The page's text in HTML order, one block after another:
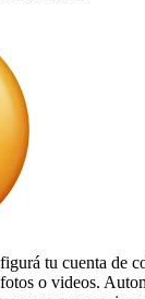
tu cuenta de
o videos.